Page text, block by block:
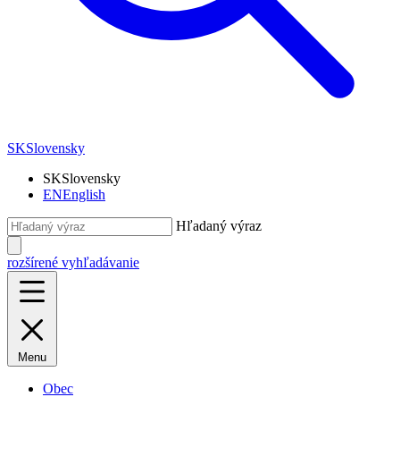
SKSlovensky
SKSlovensky
ENEnglish
Hľadaný výraz
rozšírené vyhľadávanie
Menu
Obec